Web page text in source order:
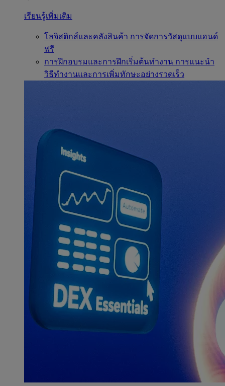
เรียนรู้เพิ่มเติม
โลจิสติกส์และคลังสินค้า การจัดการวัสดุแบบแฮนด์
ฟรี
การฝึกอบรมและการฝึกเริ่มต้นทำงาน การแนะนำ
วิธีทำงานและการเพิ่มทักษะอย่างรวดเร็ว